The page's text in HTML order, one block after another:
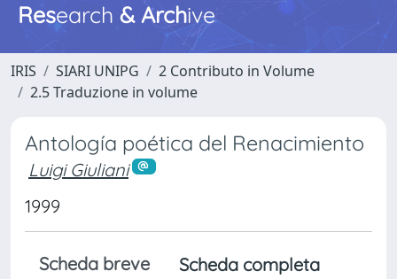
Research & Archive
IRIS SIARI UNIPG
2 Contributo in Volume
2.5 Traduzione in volume
Antología poética del Renacimiento
Luigi Giuliani
1999
Scheda breve
Scheda completa